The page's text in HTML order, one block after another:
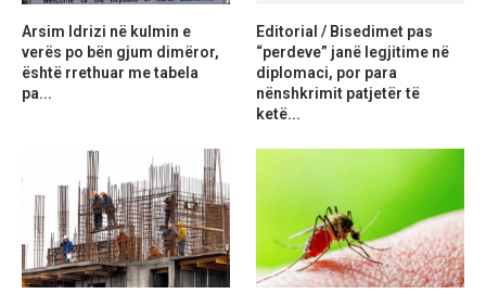
Arsim Idrizi në kulmin e
verës po bën gjum dimëror,
është rrethuar me tabela
pa...
Editorial / Bisedimet pas
“perdeve” janë legjitime në
diplomaci, por para
nënshkrimit patjetër të
ketë...